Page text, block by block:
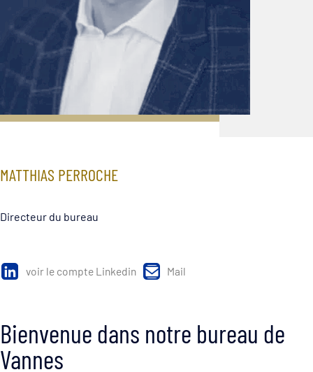
MATTHIAS PERROCHE
Directeur du bureau
voir le compte Linkedin Mail
Bienvenue dans notre bureau de
Vannes